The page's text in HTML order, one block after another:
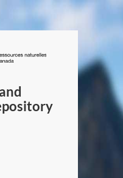
/
Canada